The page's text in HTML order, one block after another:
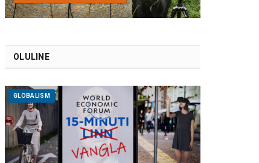
OLULINE
GLOBALISM